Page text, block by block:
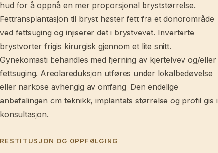
hud for å oppnå en mer proporsjonal bryststørrelse.
Fettransplantasjon til bryst høster fett fra et donorområde
ved fettsuging og injiserer det i brystvevet. Inverterte
brystvorter frigis kirurgisk gjennom et lite snitt.
Gynekomasti behandles med fjerning av kjertelvev og/eller
fettsuging. Areolareduksjon utføres under lokalbedøvelse
eller narkose avhengig av omfang. Den endelige
anbefalingen om teknikk, implantats størrelse og profil gis i
konsultasjon.
RESTITUSJON OG OPPFØLGING